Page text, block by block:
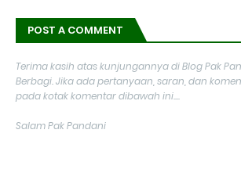
POST A COMMENT
Terima kasih atas kunjungannya di Blog Pak
Berbagi. Jika ada pertanyaan, saran, dan
pada kotak komentar dibawah ini....
Salam Pak Pandani